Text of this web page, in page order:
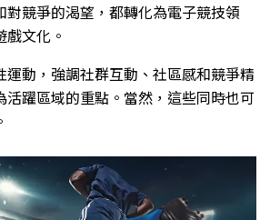
對競爭的渴望，都轉化為電子競技領
文化。
運動，強調社群互動、社區感和競爭精
活躍區域的重點。當然，這些同時也可